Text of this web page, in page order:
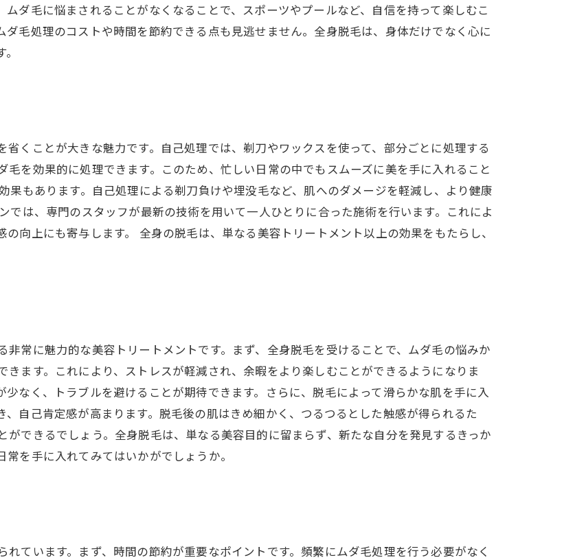
ダ毛に悩まされることがなくなることで、スポーツやプールなど、自信を持って楽しむこ
毛処理のコストや時間を節約できる点も見逃せません。全身脱毛は、身体だけでなく心に
くことが大きな魅力です。自己処理では、剃刀やワックスを使って、部分ごとに処理する
を効果的に処理できます。このため、忙しい日常の中でもスムーズに美を手に入れること
果もあります。自己処理による剃刀負けや埋没毛など、肌へのダメージを軽減し、より健康
では、専門のスタッフが最新の技術を用いて一人ひとりに合った施術を行います。これによ
向上にも寄与します。 全身の脱毛は、単なる美容トリートメント以上の効果をもたらし、
常に魅力的な美容トリートメントです。まず、全身脱毛を受けることで、ムダ毛の悩みか
ます。これにより、ストレスが軽減され、余暇をより楽しむことができるようになりま
なく、トラブルを避けることが期待できます。さらに、脱毛によって滑らかな肌を手に入
自己肯定感が高まります。脱毛後の肌はきめ細かく、つるつるとした触感が得られるた
できるでしょう。全身脱毛は、単なる美容目的に留まらず、新たな自分を発見するきっか
を手に入れてみてはいかがでしょうか。
ています。まず、時間の節約が重要なポイントです。頻繁にムダ毛処理を行う必要がなく